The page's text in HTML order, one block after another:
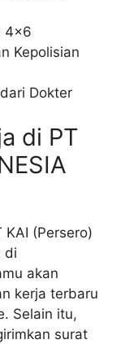
4×6
Kepolisian
Dokter
di PT
(Persero)
di
akan
kerja terbaru
Selain itu,
surat